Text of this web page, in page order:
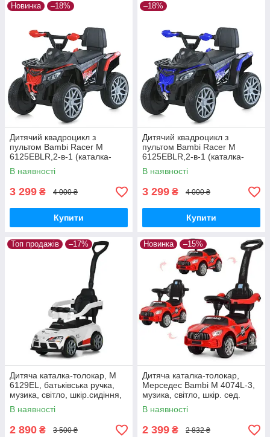
Новинка –18%
Дитячий квадроцикл з
пультом Bambi Racer M
6125EBLR,2-в-1 (каталка-
толокар), 1*6V4AH, 1*25 W,
MP3, USB
В наявності
3 299 ₴ 4 000 ₴
Купити
–18%
Дитячий квадроцикл з
пультом Bambi Racer M
6125EBLR,2-в-1 (каталка-
толокар), 1*6V4AH, 1*25 W,
MP3, USB
В наявності
3 299 ₴ 4 000 ₴
Купити
Топ продажів –17%
Дитяча каталка-толокар, M
6129EL, батьківська ручка,
музика, світло, шкір.сидіння,
EVA, MP3, USB, TF
В наявності
2 890 ₴ 3 500 ₴
Новинка –15%
Дитяча каталка-толокар,
Мерседес Bambi M 4074L-3,
музика, світло, шкір. сед.
Червоний
В наявності
2 399 ₴ 2 832 ₴